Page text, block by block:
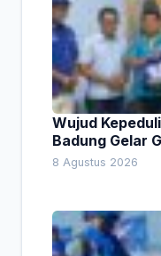
Wujud
Badung Gelar
8 Agustus 2026